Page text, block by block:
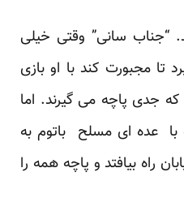
سانی” وقتی خیلی
مجبورت کند با او بازی
جدی پاچه می گیرند. اما
عده ای مسلح باتوم به
راه بیافتد و پاچه همه را